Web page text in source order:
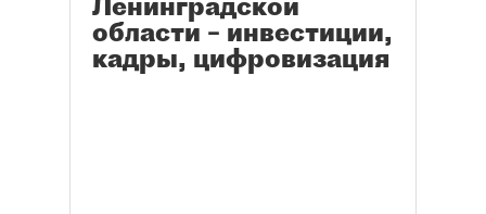
области – инвестиции,
кадры, цифровизация